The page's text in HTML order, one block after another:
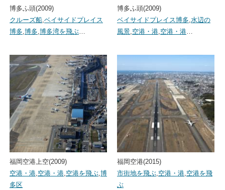
博多ふ頭(2009)
クルーズ船,ベイサイドプレイス
博多,博多,博多湾を飛ぶ…
博多ふ頭(2009)
ベイサイドプレイス博多,水辺の
風景,空港・港,空港・港…
福岡空港上空(2009)
空港・港,空港・港,空港を飛ぶ,博
多区
福岡空港(2015)
市街地を飛ぶ,空港・港,空港を飛
ぶ